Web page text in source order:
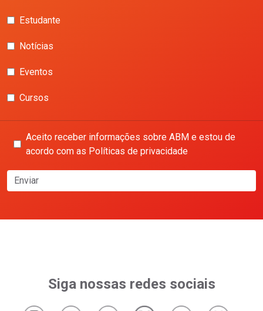
Estudante
Notícias
Eventos
Cursos
Aceito receber informações sobre ABM e estou de
acordo com as Políticas de privacidade
Enviar
Siga nossas redes sociais